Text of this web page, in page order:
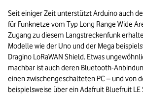
Seit einiger Zeit unterstützt Arduino auch
für Funknetze vom Typ Long Range Wide
Zugang zu diesem Langstreckenfunk
Modelle wie der Uno und der Mega
Dragino LoRaWAN Shield. Etwas
machbar ist auch deren Bluetooth-
einen zwischengeschalteten PC – und von
beispielsweise über ein Adafruit Bluefruit LE